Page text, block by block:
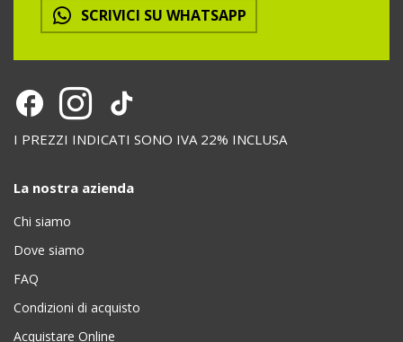
SCRIVICI SU WHATSAPP
I PREZZI INDICATI SONO IVA 22% INCLUSA
La nostra azienda
Chi siamo
Dove siamo
FAQ
Condizioni di acquisto
Acquistare Online